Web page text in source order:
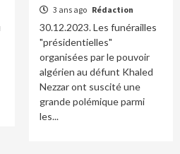
3 ans ago Rédaction
30.12.2023. Les funérailles
"présidentielles"
organisées par le pouvoir
algérien au défunt Khaled
Nezzar ont suscité une
grande polémique parmi
les...